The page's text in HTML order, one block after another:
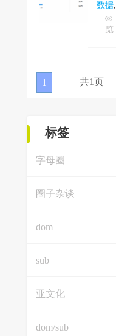
数据,
览
1 共1页
标签
字母圈
圈子杂谈
dom
sub
亚文化
dom/sub